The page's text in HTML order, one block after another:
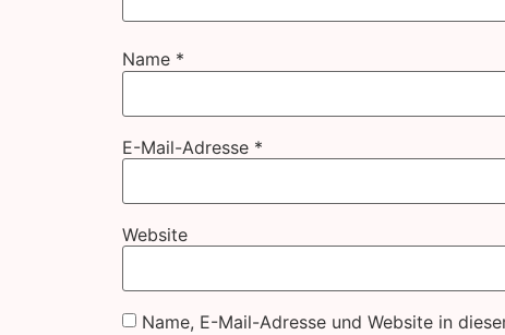
Name *
E-Mail-Adresse *
Website
Name, E-Mail-Adresse und Website in